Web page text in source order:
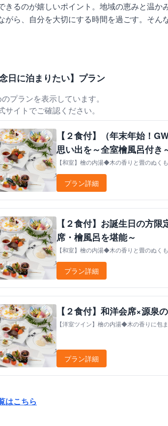
きるのが嬉しいポイント。地域の恵みと温
がら、自分を大切にする時間を過ごす。そん
念日に泊まりたい】プラン
プランを表示しています。
サイトでご確認ください。
【２食付】（年末年始！
思い出を～全室檜風呂付き
【和室】檜の内湯◆木の香りと畳のぬく
プラン詳細
【２食付】お誕生日の方
席・檜風呂を堪能～
【和室】檜の内湯◆木の香りと畳のぬく
プラン詳細
【２食付】和洋会席×源泉
【洋室ツイン】檜の内湯◆木の香りに包
プラン詳細
はこちら